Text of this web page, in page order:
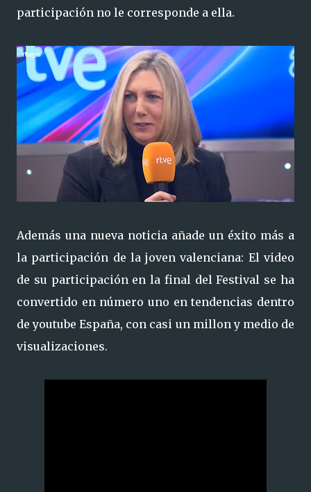
participación no le corresponde a ella.
Además una nueva noticia añade un éxito más a
la participación de la joven valenciana: El video
de su participación en la final del Festival se ha
convertido en número uno en tendencias dentro
de youtube España, con casi un millon y medio de
visualizaciones.